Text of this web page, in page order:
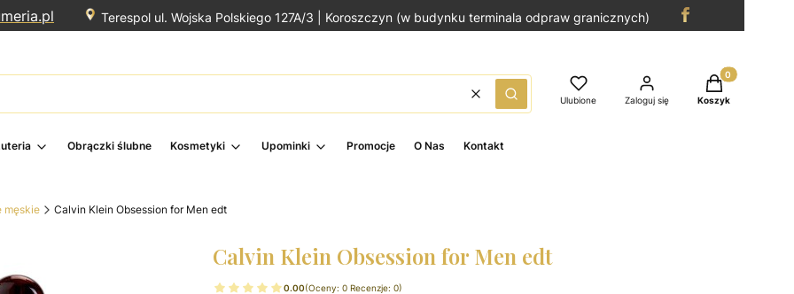
Terespol ul. Wojska Polskiego 127A/3 | Koroszczyn (w budynku terminala odpraw granicznych)
WyczyśćSzukaj Ulubione Zaloguj się
Produkty w
Koszyk
Obrączki ślubne Kosmetyki Upominki Promocje O Nas Kontakt
męskie Calvin Klein Obsession for Men edt
Calvin Klein Obsession for Men edt
0.00(Oceny: 0 Recenzje: 0)